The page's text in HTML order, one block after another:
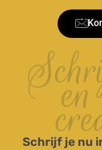
Schrijf je nu